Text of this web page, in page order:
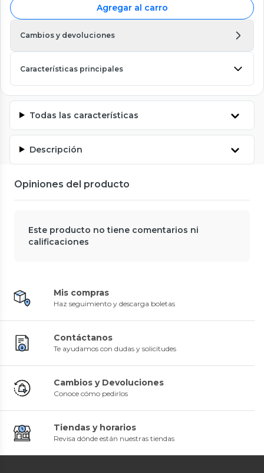
Agregar al carro
Cambios y devoluciones
Características principales
Todas las características
Descripción
Opiniones del producto
Este producto no tiene comentarios ni
calificaciones
Mis compras
Haz seguimiento y descarga boletas
Contáctanos
Te ayudamos con dudas y solicitudes
Cambios y Devoluciones
Conoce cómo pedirlos
Tiendas y horarios
Revisa dónde están nuestras tiendas